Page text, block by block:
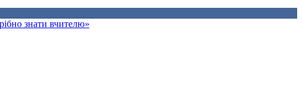
знати вчителю»